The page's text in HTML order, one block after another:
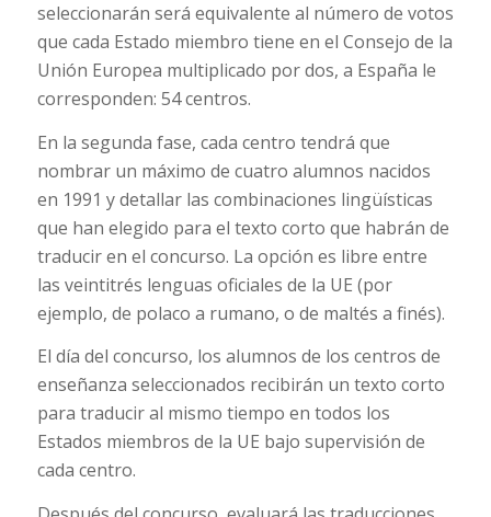
seleccionarán será equivalente al número de votos
que cada Estado miembro tiene en el Consejo de la
Unión Europea multiplicado por dos, a España le
corresponden: 54 centros.
En la segunda fase, cada centro tendrá que
nombrar un máximo de cuatro alumnos nacidos
en 1991 y detallar las combinaciones lingüísticas
que han elegido para el texto corto que habrán de
traducir en el concurso. La opción es libre entre
las veintitrés lenguas oficiales de la UE (por
ejemplo, de polaco a rumano, o de maltés a finés).
El día del concurso, los alumnos de los centros de
enseñanza seleccionados recibirán un texto corto
para traducir al mismo tiempo en todos los
Estados miembros de la UE bajo supervisión de
cada centro.